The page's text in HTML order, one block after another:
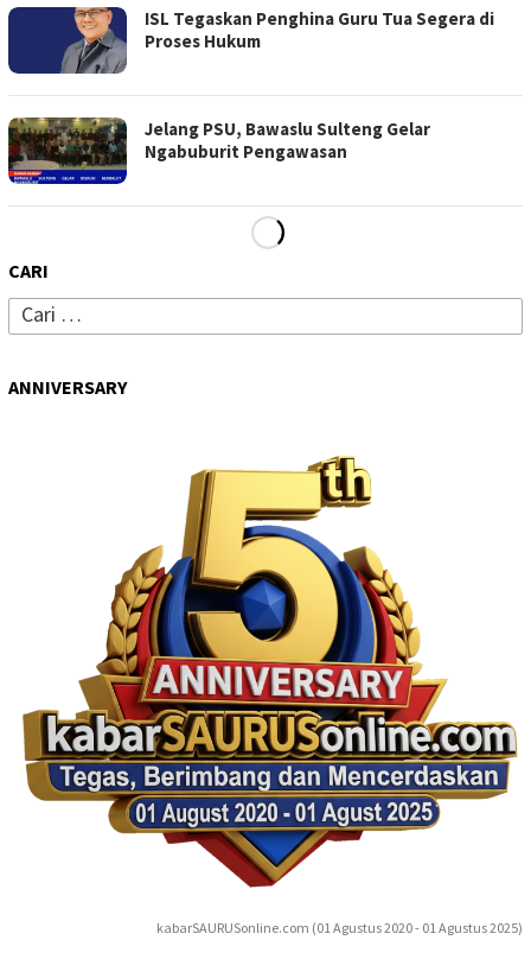
ISL Tegaskan Penghina Guru Tua Segera di
Proses Hukum
Jelang PSU, Bawaslu Sulteng Gelar
Ngabuburit Pengawasan
CARI
Cari
untuk:
ANNIVERSARY
kabarSAURUSonline.com (01 Agustus 2020 - 01 Agustus 2025)